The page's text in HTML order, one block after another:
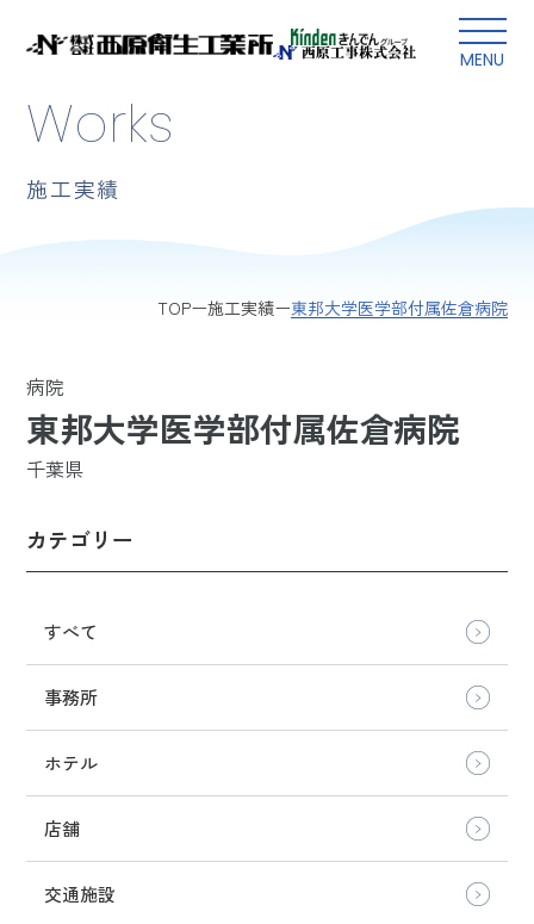
MENU
本文にスキップ
Works
施工実績
TOP 施工実績 東邦大学医学部付属佐倉病院
病院
東邦大学医学部付属佐倉病院
千葉県
カテゴリー
すべて
事務所
ホテル
店舗
交通施設